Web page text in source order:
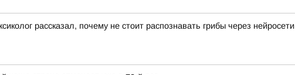
рассказал, почему не стоит распознавать грибы через нейросети